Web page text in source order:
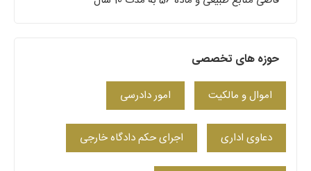
حوزه های تخصصی
اموال و مالکیت امور دادرسی
دعاوی اداری اجرای حکم دادگاه خارجی